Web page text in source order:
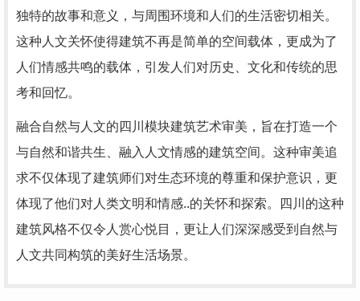
独特的故事和意义，与周围环境和人们的生活密切相关。
这种人文关怀使得建筑不再是简单的空间载体，更成为了
人们情感共鸣的载体，引发人们对历史、文化和传统的思
考和回忆。
融合自然与人文的四川模块建筑艺术审美，旨在打造一个
与自然和谐共生、融入人文情感的建筑空间。这种审美追
求不仅体现了建筑师们对生态环境的尊重和保护意识，更
体现了他们对人类文明和情感..的关怀和探索。四川的这种
建筑风格不仅令人赏心悦目，更让人们深深感受到自然与
人文共同构筑的美好生活场景。